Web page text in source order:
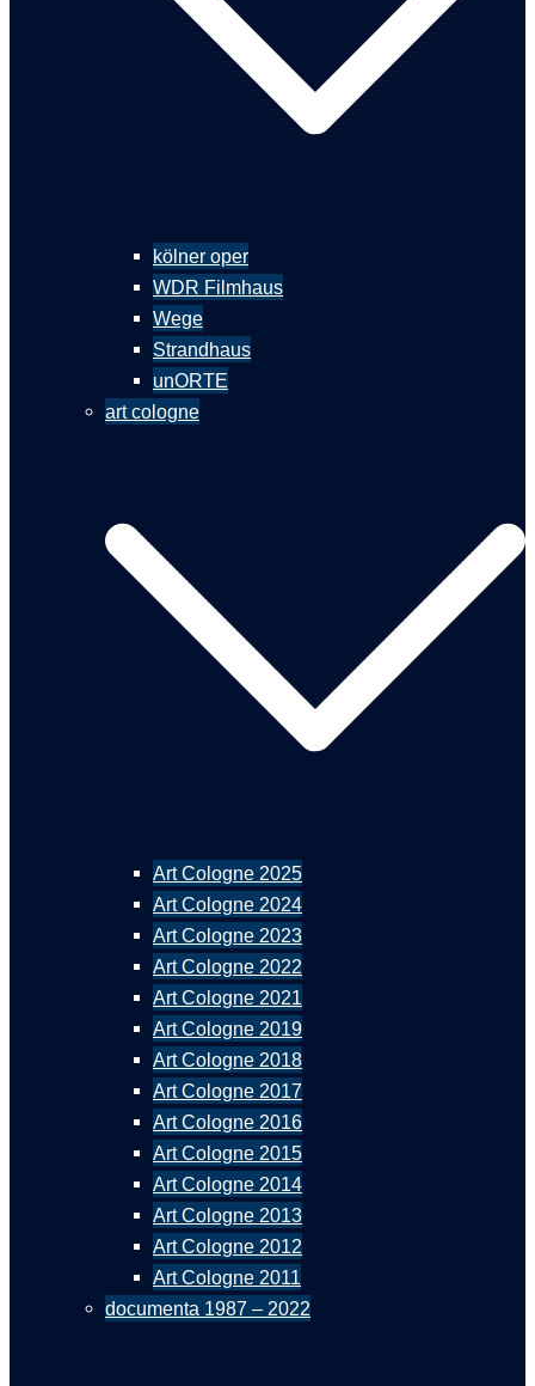
kölner oper
WDR Filmhaus
Wege
Strandhaus
unORTE
art cologne
Art Cologne 2025
Art Cologne 2024
Art Cologne 2023
Art Cologne 2022
Art Cologne 2021
Art Cologne 2019
Art Cologne 2018
Art Cologne 2017
Art Cologne 2016
Art Cologne 2015
Art Cologne 2014
Art Cologne 2013
Art Cologne 2012
Art Cologne 2011
documenta 1987 – 2022